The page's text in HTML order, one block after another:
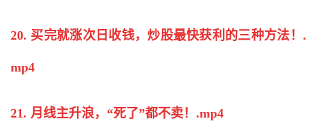
20. 买完就涨次日收钱，炒股最快获利的三种方法！.
mp4
21. 月线主升浪，“死了”都不卖！.mp4